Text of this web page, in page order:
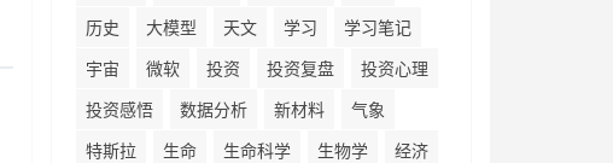
历史
大模型 天文 学习
学习笔记
宇宙
微软 投资 投资复盘
投资心理
投资感悟
数据分析 新材料
气象
特斯拉
生命 生命科学 生物学
经济